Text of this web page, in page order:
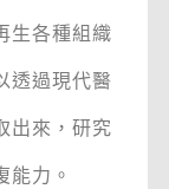
生各種組織
透過現代醫
出來，研究
能力。